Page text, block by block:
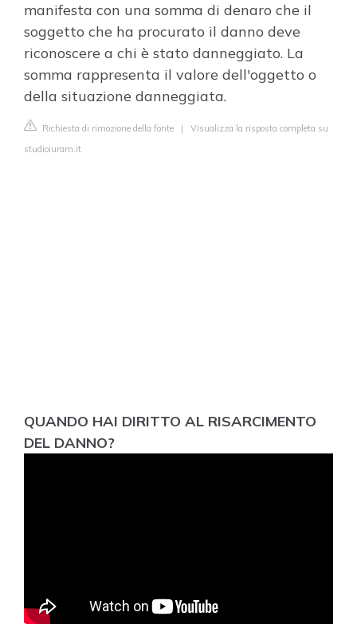
manifesta con una somma di denaro che il
soggetto che ha procurato il danno deve
riconoscere a chi è stato danneggiato. La
somma rappresenta il valore dell'oggetto o
della situazione danneggiata.
Richiesta di rimozione della fonte | Visualizza la risposta completa su
studioiuram.it
QUANDO HAI DIRITTO AL RISARCIMENTO
DEL DANNO?